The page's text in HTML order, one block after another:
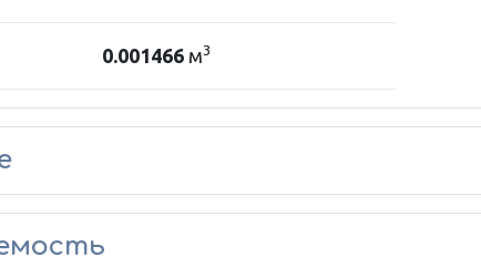
0.001466 м3